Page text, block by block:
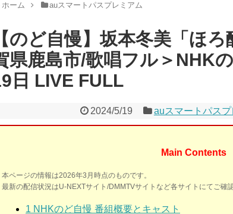
ホーム auスマートパスプレミアム
【のど自慢】坂本冬美「ほ
県鹿島市/歌唱フル＞NHK
日 LIVE FULL
2024/5/19 auスマートパスプ
Main Contents
本ページの情報は2026年3月時点のものです。
最新の配信状況はU-NEXTサイト/DMMTVサイトなど各サイトにてご確
1 NHKのど自慢 番組概要とキャスト